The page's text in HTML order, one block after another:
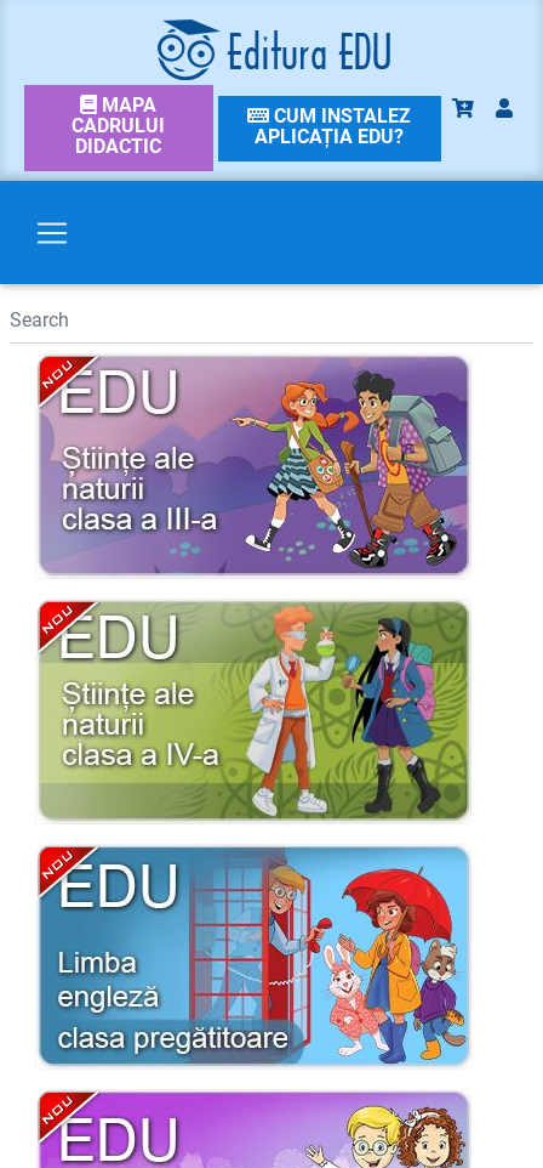
MAPA
CADRULUI
DIDACTIC
CUM INSTALEZ
APLICAȚIA EDU?